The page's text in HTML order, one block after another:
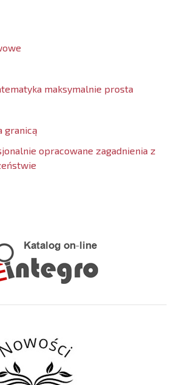
maksymalnie prosta
granicą
opracowane zagadnienia z